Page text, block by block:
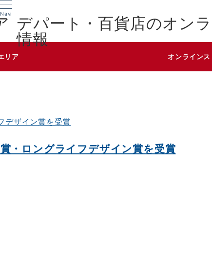
Navi
デパート・百貨店のオン
情報
リア オンラインス
・ロングライフデザイン賞を受賞